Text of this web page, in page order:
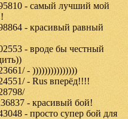
- самый лучший мой
- красивый равный
- вроде бы честный
- )))))))))))))))
- Rus вперёд!!!!
- красивый бой!
- просто супер бой для